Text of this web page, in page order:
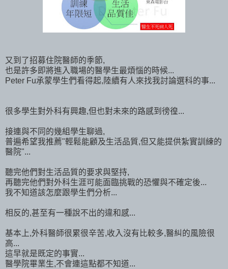
又到了招募住院醫師的季節,
也是許多即將進入職場的醫學生最煩惱的時候...
Peter Fu承蒙學生們看得起,陸續有人來找我討論選科的事...
很多學生對外科有興趣,但也對未來的路感到徬徨...
接連與不同的幾組學生聊過,
普遍希望我推薦"輕鬆能顧及生活品質,但又能提供紮實訓練的
醫院"...
聽完他們對生活品質的要求與堅持,
再聽完他們對外科生涯可能面臨挑戰的恐懼與不確定後...
我不知道該怎麼跟學生們分析...
相反的,甚至有一種說不出的違和感...
基本上,外科醫師很累很辛苦,收入沒有比較多,醫糾的風險很
高...
這早就是既定的事實...
醫學院畢業生,不會連這點都不知道...